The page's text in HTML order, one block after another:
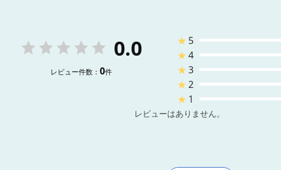
0.0
レビュー件数： 0件
★ 5
★4
★3
★2
★ 1
レビューはありません。